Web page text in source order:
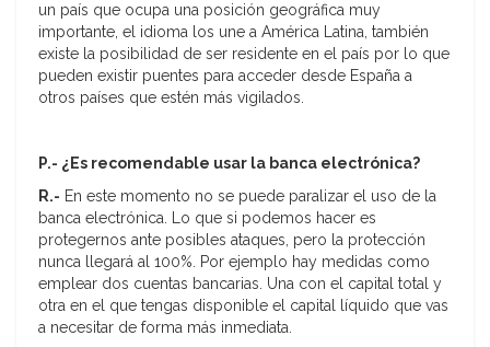
un país que ocupa una posición geográfica muy
importante, el idioma los une a América Latina, también
existe la posibilidad de ser residente en el país por lo que
pueden existir puentes para acceder desde España a
otros países que estén más vigilados.
P.- ¿Es recomendable usar la banca electrónica?
R.- En este momento no se puede paralizar el uso de la
banca electrónica. Lo que si podemos hacer es
protegernos ante posibles ataques, pero la protección
nunca llegará al 100%. Por ejemplo hay medidas como
emplear dos cuentas bancarias. Una con el capital total y
otra en el que tengas disponible el capital líquido que vas
a necesitar de forma más inmediata.